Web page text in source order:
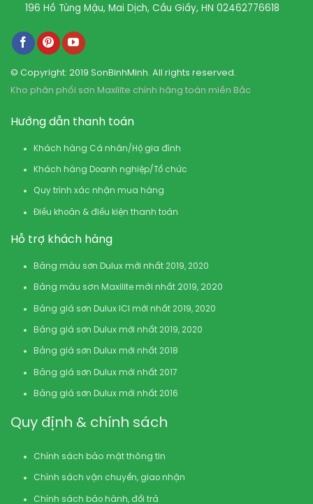
196 Hồ Tùng Mậu, Mai Dịch, Cầu Giấy, HN 02462776618
© Copyright: 2019 SonBinhMinh. All rights reserved.
Kho phân phối sơn Maxilite chính hãng toàn miền Bắc
Hướng dẫn thanh toán
Khách hàng Cá nhân/Hộ gia đình
Khách hàng Doanh nghiệp/Tổ chức
Quy trình xác nhận mua hàng
Điều khoản & điều kiện thanh toán
Hỗ trợ khách hàng
Bảng màu sơn Dulux mới nhất 2019, 2020
Bảng màu sơn Maxilite mới nhất 2019, 2020
Bảng giá sơn Dulux ICI mới nhất 2019, 2020
Bảng giá sơn Dulux mới nhất 2019, 2020
Bảng giá sơn Dulux mới nhất 2018
Bảng giá sơn Dulux mới nhất 2017
Bảng giá sơn Dulux mới nhất 2016
Quy định & chính sách
Chính sách bảo mật thông tin
Chính sách vận chuyển, giao nhận
Chính sách bảo hành, đổi trả